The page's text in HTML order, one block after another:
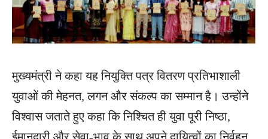
मुख्यमंत्री ने कहा यह नियुक्ति पत्र वितरण प्रतिभाशाली
युवाओं की मेहनत, लगन और संकल्प का सम्मान है। उन्होंने
विश्वास जताते हुए कहा कि निश्चित ही युवा पूरी निष्ठा,